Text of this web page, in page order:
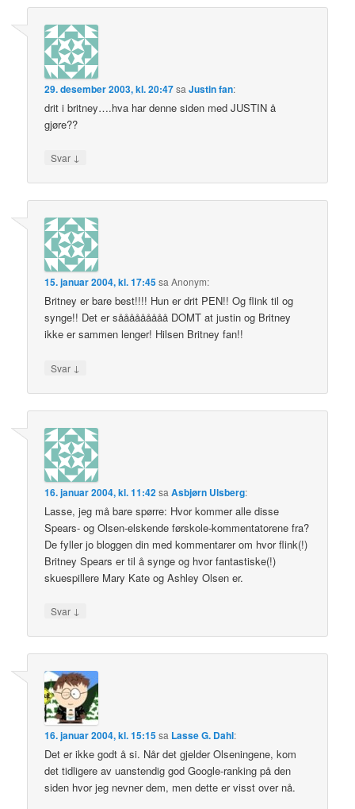
29. desember 2003, kl. 20:47sa Justin fan:
drit i britney….hva har denne siden med JUSTIN å
gjøre??
Svar ↓
15. januar 2004, kl. 17:45sa Anonym:
Britney er bare best!!!! Hun er drit PEN!! Og flink til og
synge!! Det er sååååååååå DOMT at justin og Britney
ikke er sammen lenger! Hilsen Britney fan!!
Svar ↓
16. januar 2004, kl. 11:42sa Asbjørn Ulsberg:
Lasse, jeg må bare spørre: Hvor kommer alle disse
Spears- og Olsen-elskende førskole-kommentatorene fra?
De fyller jo bloggen din med kommentarer om hvor flink(!)
Britney Spears er til å synge og hvor fantastiske(!)
skuespillere Mary Kate og Ashley Olsen er.
Svar ↓
16. januar 2004, kl. 15:15sa Lasse G. Dahl:
Det er ikke godt å si. Når det gjelder Olseningene, kom
det tidligere av uanstendig god Google-ranking på den
siden hvor jeg nevner dem, men dette er visst over nå.